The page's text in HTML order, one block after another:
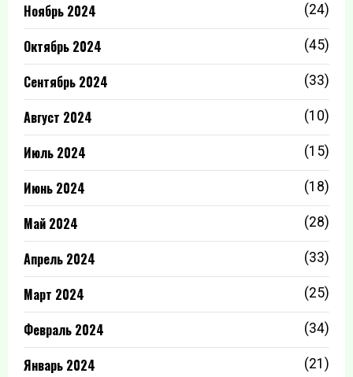
Ноябрь 2024 (24)
Октябрь 2024 (45)
Сентябрь 2024 (33)
Август 2024 (10)
Июль 2024 (15)
Июнь 2024 (18)
Май 2024 (28)
Апрель 2024 (33)
Март 2024 (25)
Февраль 2024 (34)
Январь 2024 (21)